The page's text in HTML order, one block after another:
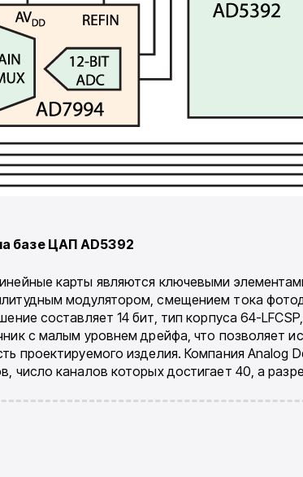
базе ЦАПAD5392
карты являются ключевыми
модулятором, смещением тока
составляет 14 бит, тип корпуса 64-
с малым уровнем дрейфа, что позволяет
проектируе­мого изделия. Компания
число каналов которых достига­ет 40, а